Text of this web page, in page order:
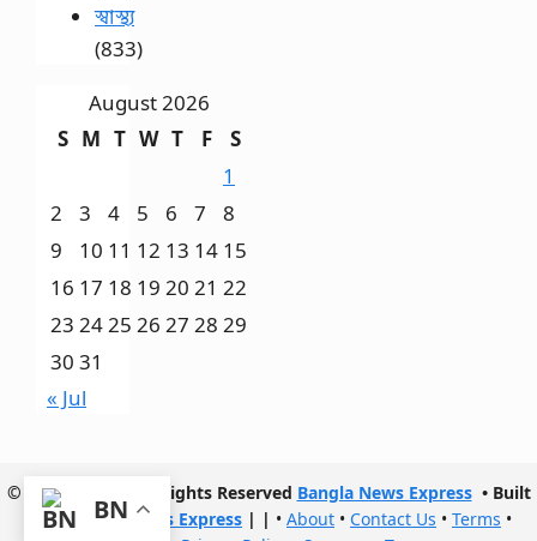
স্বাস্থ্য
(833)
August 2026
S M T W T F
S
1
2
3 4 5 6 7
8
9
10 11 12 13 14 15
16 17 18 19 20 21 22
23 2425 26 27 28 29
30 31
« Jul
© 2017- 2026 | All Rights Reserved Bangla News Express• Built
withBangla News Express | | • About • Contact Us • Terms •
BN